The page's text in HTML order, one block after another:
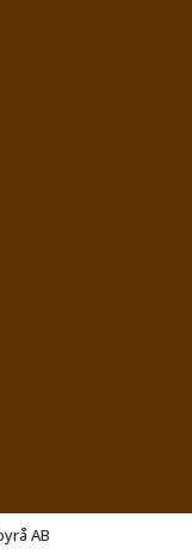
AB